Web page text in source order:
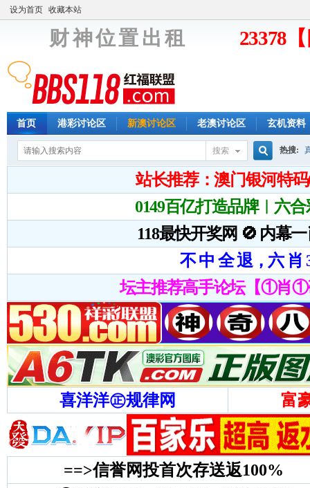
设为首页 收藏本站
财 神 位 置 出 租 23378
首页 港彩讨论区 新澳讨论区 老澳讨论区 玄机资料
搜索
搜
索
热搜: